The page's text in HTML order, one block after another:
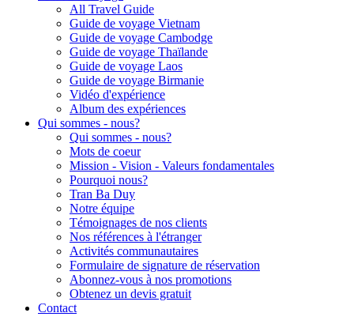
All Travel Guide
Guide de voyage Vietnam
Guide de voyage Cambodge
Guide de voyage Thaïlande
Guide de voyage Laos
Guide de voyage Birmanie
Vidéo d'expérience
Album des expériences
Qui sommes - nous?
Qui sommes - nous?
Mots de coeur
Mission - Vision - Valeurs fondamentales
Pourquoi nous?
Tran Ba Duy
Notre équipe
Témoignages de nos clients
Nos références à l'étranger
Activités communautaires
Formulaire de signature de réservation
Abonnez-vous à nos promotions
Obtenez un devis gratuit
Contact